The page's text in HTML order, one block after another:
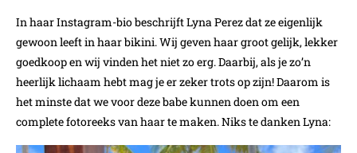
In haar Instagram-bio beschrijft Lyna Perez dat ze eigenlijk
gewoon leeft in haar bikini. Wij geven haar groot gelijk, lekker
goedkoop en wij vinden het niet zo erg. Daarbij, als je zo’n
heerlijk lichaam hebt mag je er zeker trots op zijn! Daarom is
het minste dat we voor deze babe kunnen doen om een
complete fotoreeks van haar te maken. Niks te danken Lyna: